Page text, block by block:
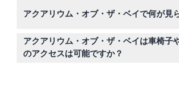
した日時に必ずご利用ください。
アクアリウム・オブ・ザ・ベイで何が見
サメ、エイ、タコ、カワウソなど24,000
含む3つの水棲エリアを探索できます。
の水中トンネルでは地元の海洋生物を間
アクアリウム・オブ・ザ・ベイは車椅子
のアクセスは可能ですか？